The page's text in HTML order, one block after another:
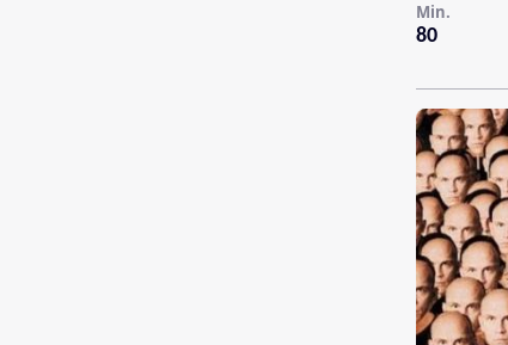
80
Min.